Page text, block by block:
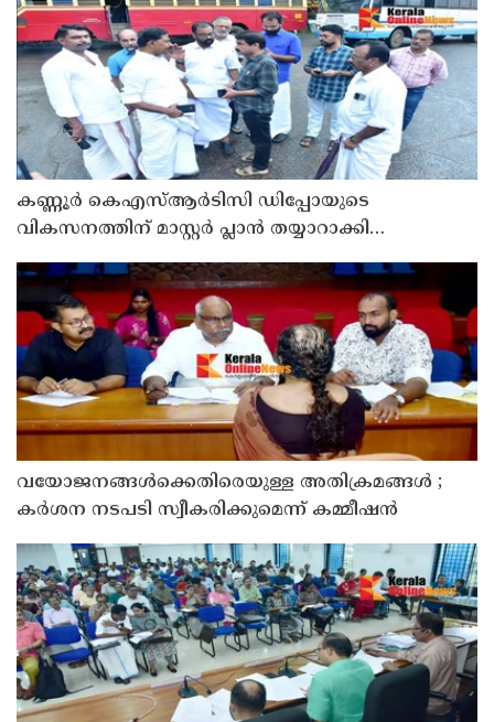
കണ്ണൂർ കെഎസ്ആർടിസി ഡിപ്പോയുടെ
വികസനത്തിന് മാസ്റ്റർ പ്ലാൻ തയ്യാറാക്കി
വയോജനങ്ങൾക്കെതിരെയുള്ള അതിക്രമങ്ങൾ ;
കർശന നടപടി സ്വീകരിക്കുമെന്ന് കമ്മീഷൻ